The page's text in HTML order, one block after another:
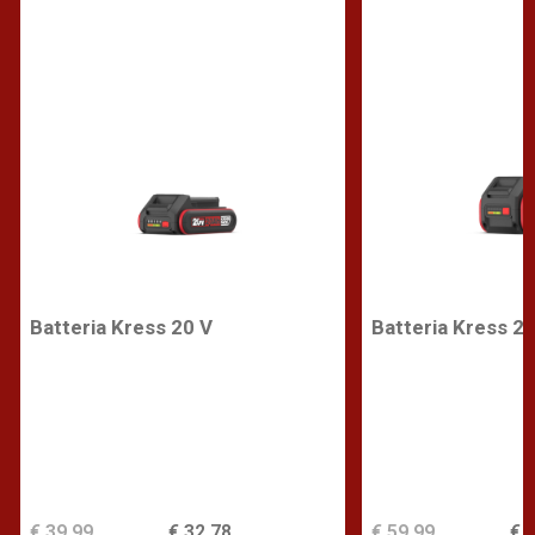
Batteria Kress 20 V Batteria Kress